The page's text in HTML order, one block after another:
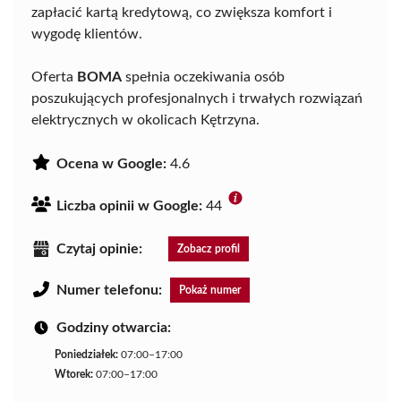
zapłacić kartą kredytową, co zwiększa komfort i
wygodę klientów.
Oferta BOMA spełnia oczekiwania osób
poszukujących profesjonalnych i trwałych rozwiązań
elektrycznych w okolicach Kętrzyna.
Ocena w Google: 4.6
Liczba opinii w Google: 44
Czytaj opinie: Zobacz profil
Numer telefonu: Pokaż numer
Godziny otwarcia:
Poniedziałek: 07:00–17:00
Wtorek: 07:00–17:00